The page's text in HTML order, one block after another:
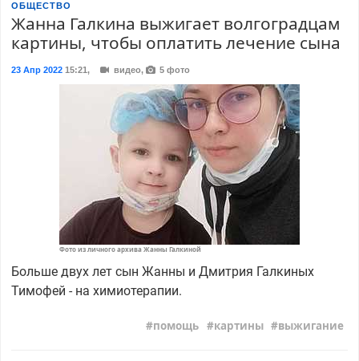
ОБЩЕСТВО
Жанна Галкина выжигает волгоградцам
картины, чтобы оплатить лечение сына
23 Апр 202215:21, видео, 5 фото
Фото из личного архива Жанны Галкиной
Больше двух лет сын Жанны и Дмитрия Галкиных
Тимофей - на химиотерапии.
помощь картины выжигание